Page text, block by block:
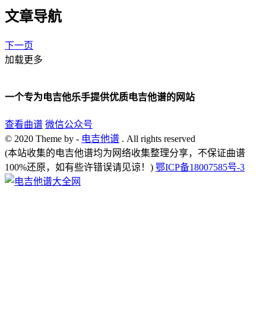
文章导航
下一页
加载更多
一个专为电吉他乐手提供优质电吉他谱的网站
查看曲谱 微信公众号
© 2020 Theme by - 电吉他谱 . All rights reserved
(本站收集的电吉他谱均为网络收集整理分享，不保证曲谱
100%还原，如有些许错误请见谅！) 鄂ICP备18007585号-3